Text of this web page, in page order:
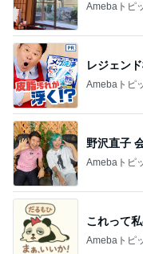
Amebaトピ
レジェン
Amebaトピ
野沢直子
Amebaトピ
これって
Amebaトピ